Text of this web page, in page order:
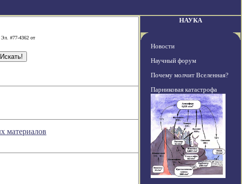
Эл. #77-4362 от
материалов
НАУКА
Новости
Научный форум
Почему молчит Вселенная?
Парниковая катастрофа